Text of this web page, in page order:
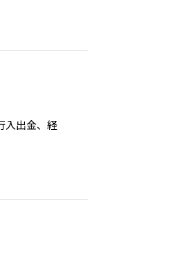
あります。
入出金、経